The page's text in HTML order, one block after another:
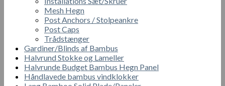
Mesh Hegn
Post Anchors / Stolpeankre
Post Caps
Trådstænger
Gardiner/Blinds af Bambus
Halvrund Stokke og Lameller
Halvrunde Budget Bambus Hegn Panel
Håndlavede bambus vindklokker